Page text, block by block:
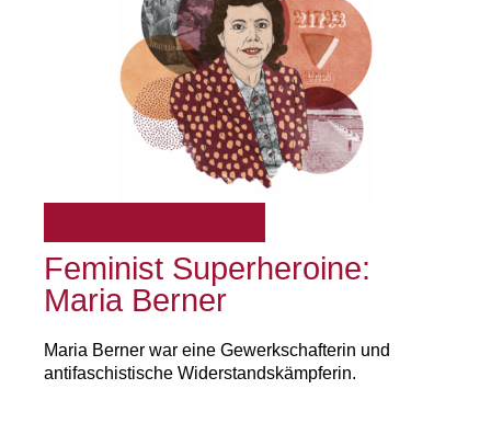
Feminist Superheroine:
Maria Berner
Maria Berner war eine Gewerkschafterin und
antifaschistische Widerstandskämpferin.